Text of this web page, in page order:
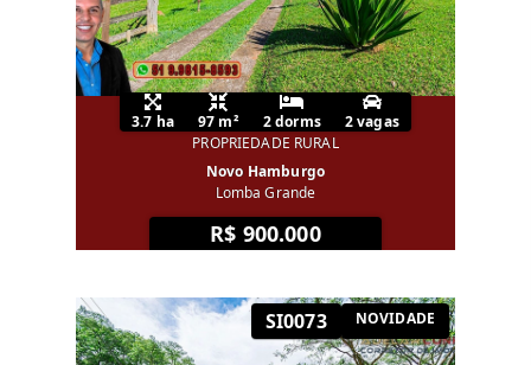
3.7 ha 97 m² 2 dorms
2 vagas
PROPRIEDADE RURAL
Novo Hamburgo
Lomba Grande
R$ 900.000
SI0073 NOVIDADE